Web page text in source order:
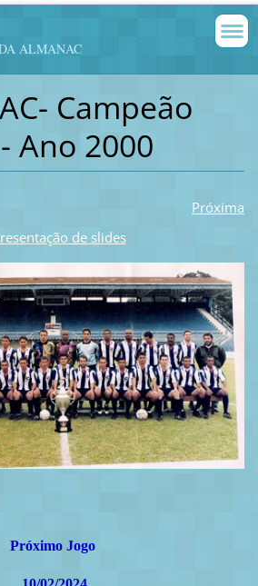
ALMANAC
Campeão
Ano 2000
Próxima
de slides
Próximo Jogo